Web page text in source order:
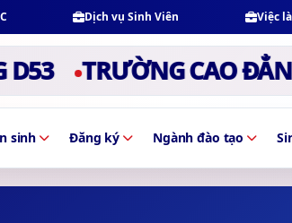
Dịch vụ Sinh Viên Việc
TRƯỜNG CAO ĐẲNG
sinh Đăng ký Ngành đào tạo